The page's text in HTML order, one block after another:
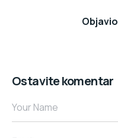
Objavio
Ostavite komentar
Your Name